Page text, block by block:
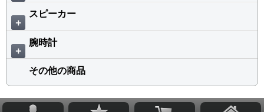
＋
スピーカー
＋
腕時計
その他の商品